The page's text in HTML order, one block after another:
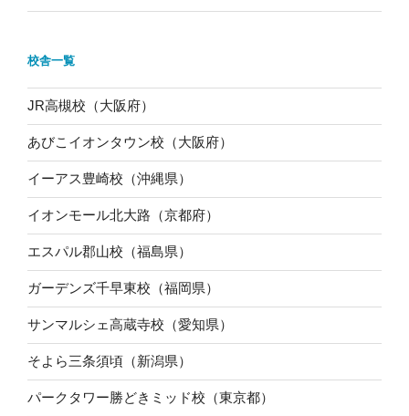
校舎一覧
JR高槻校（大阪府）
あびこイオンタウン校（大阪府）
イーアス豊崎校（沖縄県）
イオンモール北大路（京都府）
エスパル郡山校（福島県）
ガーデンズ千早東校（福岡県）
サンマルシェ高蔵寺校（愛知県）
そよら三条須頃（新潟県）
パークタワー勝どきミッド校（東京都）